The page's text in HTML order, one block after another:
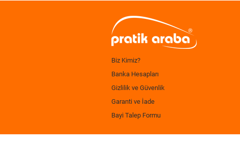
Biz Kimiz?
Banka Hesapları
Gizlilik ve Güvenlik
Garanti ve İade
Bayi Talep Formu